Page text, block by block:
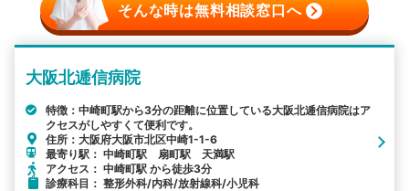
そんな時は無料相談窓口へ
大阪北逓信病院
特徴：中崎町駅から3分の距離に位置している大阪北逓信病院はア
クセスがしやすくて便利です。
住所：大阪府大阪市北区中崎1-1-6
最寄り駅： 中崎町駅 扇町駅 天満駅
アクセス： 中崎町駅 から徒歩3分
診療科目： 整形外科/内科/放射線科/小児科